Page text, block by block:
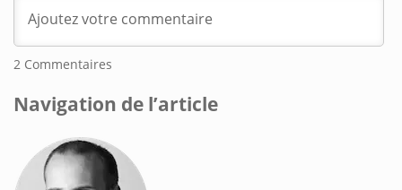
2 Commentaires
Navigation de l’article